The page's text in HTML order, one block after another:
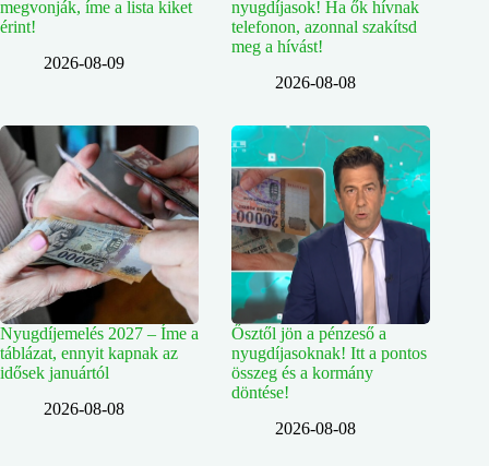
megvonják, íme a lista kiket
érint!
2026-08-09
nyugdíjasok! Ha ők hívnak
telefonon, azonnal szakítsd
meg a hívást!
2026-08-08
Nyugdíjemelés 2027 – Íme a
táblázat, ennyit kapnak az
idősek januártól
2026-08-08
Ősztől jön a pénzeső a
nyugdíjasoknak! Itt a pontos
összeg és a kormány
döntése!
2026-08-08